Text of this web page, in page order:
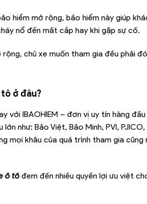
hiểm mở rộng, bảo hiểm này giúp
nổ đến mất cắp hay khi gặp sự cố.
chủ xe muốn tham gia đều phải
ở đâu?
với IBAOHIEM – đơn vị uy tín hàng
lớn như: Bảo Việt, Bảo Minh, PVI,
mọi khâu của quá trình tham gia
ô tô đem đến nhiều quyền lợi ưu việt